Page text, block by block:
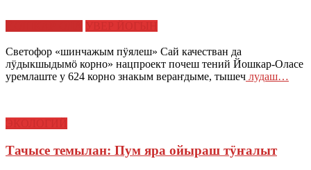
Светофор «шинчажым пӱялеш» Сай качестван да
лӱдыкшыдымӧ корно» нацпроект почеш тений Йошкар-Оласе
уремлаште у 624 корно знакым вераҥдыме, тышеч лудаш…
Тачысе темылан: Пум яра ойыраш тӱҥалыт